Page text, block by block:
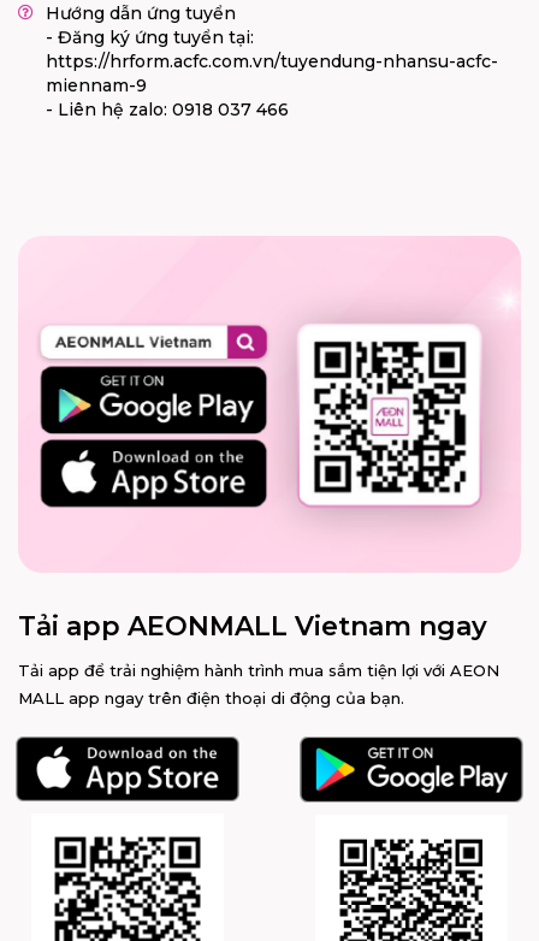
Hướng dẫn ứng tuyển
- Đăng ký ứng tuyển tại:
https://hrform.acfc.com.vn/tuyendung-nhansu-acfc-
miennam-9
- Liên hệ zalo: 0918 037 466
Tải app AEONMALL Vietnam ngay
Tải app để trải nghiệm hành trình mua sắm tiện lợi với AEON
MALL app ngay trên điện thoại di động của bạn.